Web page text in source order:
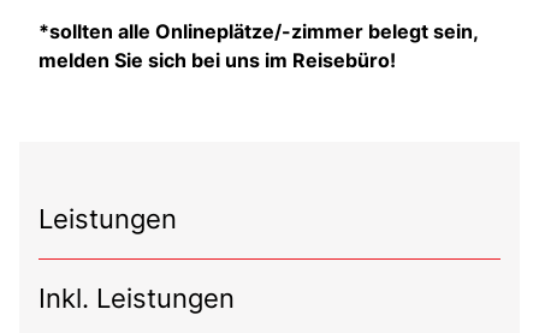
*sollten alle Onlineplätze/-zimmer belegt sein,
melden Sie sich bei uns im Reisebüro!
Leistungen
Inkl. Leistungen